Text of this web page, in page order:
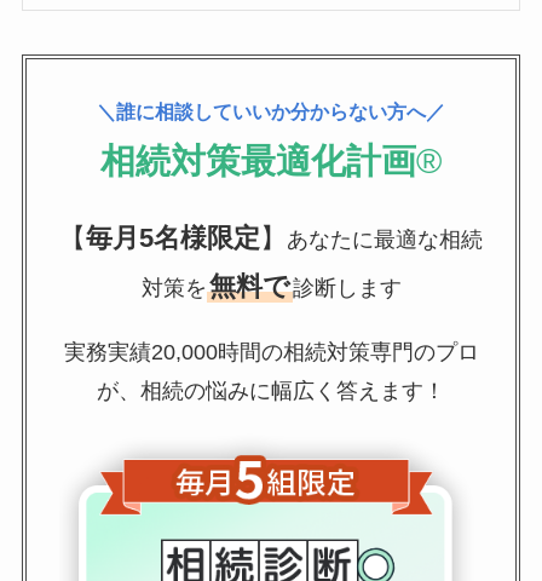
＼誰に相談していいか分からない方へ／
相続対策最適化計画®
【毎月5名様限定】
あなたに最適な相続
対策を無料で診断します
実務実績20,000時間の相続対策専門のプロ
が、相続の悩みに幅広く答えます！